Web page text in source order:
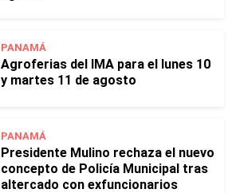
PANAMÁ
Agroferias del IMA para el lunes 10
y martes 11 de agosto
PANAMÁ
Presidente Mulino rechaza el nuevo
concepto de Policía Municipal tras
altercado con exfuncionarios